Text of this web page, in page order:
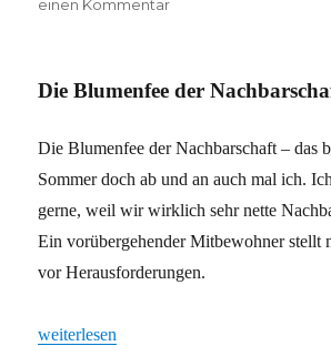
einen Kommentarzu
Die Blumenfee der
Die Blumenfee der Nachbarschaft – das
Sommer doch ab und an auch mal ich.
gerne, weil wir wirklich sehr nette
Ein vorübergehender Mitbewohner stellt
vor Herausforderungen.
„Die Blumenfee der Nachbarschaft“
weiterlesen